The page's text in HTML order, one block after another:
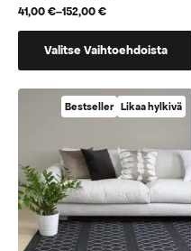
41,00€–152,00€
Hintaluokka:
41,00 €
152,00 €
Valitse Vaihtoehdoista
useampi
muunnelma.
tehdä
valinnat
tuotteen
sivulla.
Bestseller Likaa hylkivä